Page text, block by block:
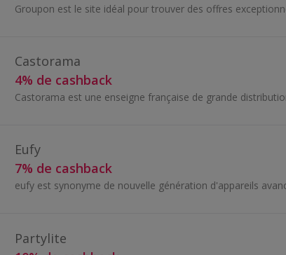
Castorama
4% de cashback
Eufy
7% de cashback
Partylite